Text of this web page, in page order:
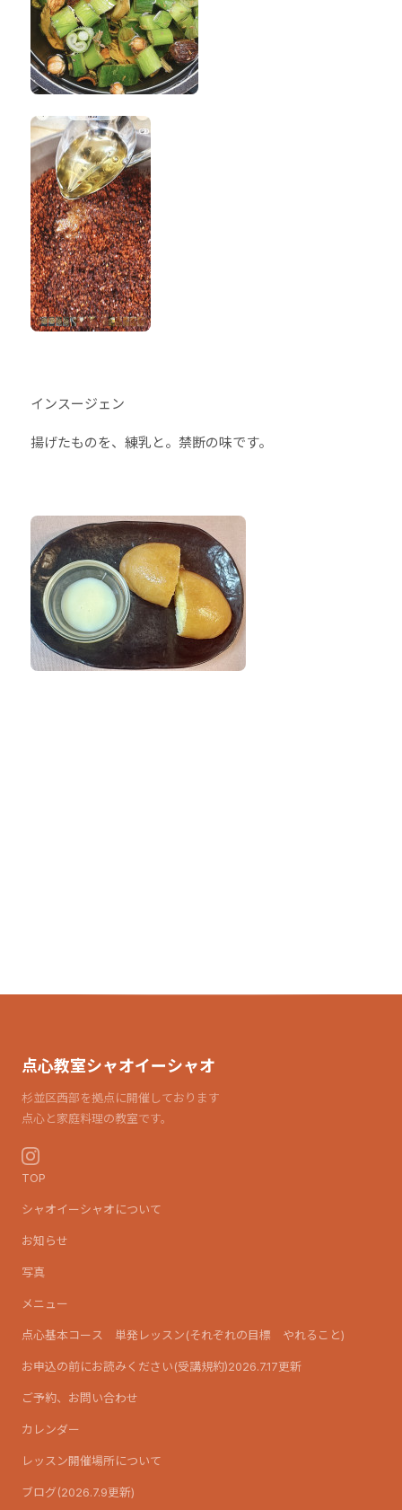
インスージェン
揚げたものを、練乳と。禁断の味です。
点心教室シャオイーシャオ
杉並区西部を拠点に開催しております
点心と家庭料理の教室です。
TOP
シャオイーシャオについて
お知らせ
写真
メニュー
点心基本コース 単発レッスン(それぞれの目標 やれること)
お申込の前にお読みください(受講規約)2026.7.17更新
ご予約、お問い合わせ
カレンダー
レッスン開催場所について
ブログ(2026.7.9更新)